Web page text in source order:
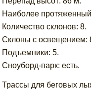
Наиболее
Количество склонов: 8.
Склоны с освещением:
Подъемники: 5.
Сноуборд-парк: есть.
Трассы для беговых